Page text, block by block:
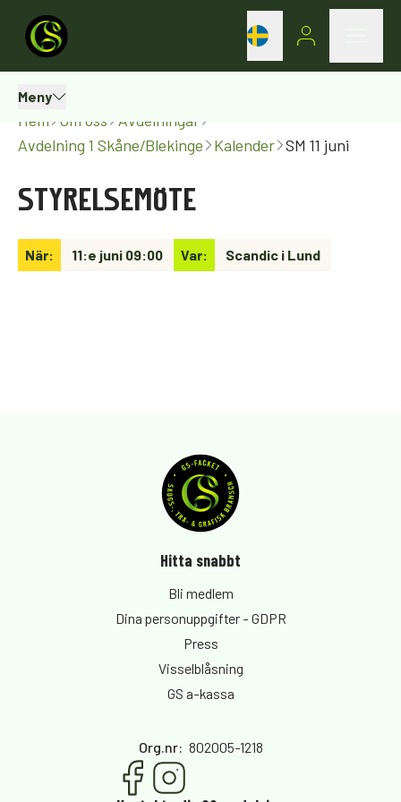
Meny
Hem Om oss
Avdelningar
Avdelning 1 Skåne/Blekinge
Kalender SM 11 juni
STYRELSEMÖTE
När: 11:e juni 09:00 Var: Scandic i Lund
Hitta snabbt
Bli medlem
Dina personuppgifter - GDPR
Press
Visselblåsning
GS a-kassa
Org.nr: 802005-1218